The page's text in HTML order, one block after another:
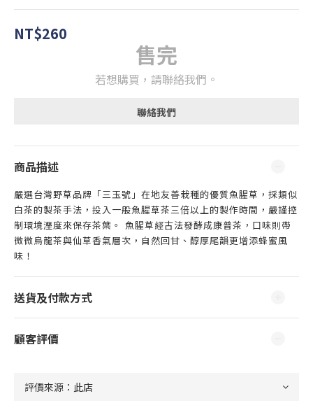
NT$260
售完
若想購買，請聯絡我們。
聯絡我們
商品描述
嚴選台灣野草品牌「三玉號」在地友善栽種的優質魚腥草，採類似
白茶的製茶手法，投入一般魚腥草茶三倍以上的製作時間，嚴謹控
制環境溼度來保存茶葉。⁣ 魚腥草經古法發酵成康普茶，口味則帶
微微烏龍茶與仙草香氣層次，自然回甘、醇厚尾韻更增添蜂蜜風
味！⁣
送貨及付款方式
顧客評價